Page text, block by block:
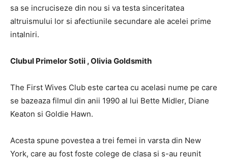
sa se incruciseze din nou si va testa sinceritatea
altruismului lor si afectiunile secundare ale acelei prime
intalniri.
Clubul Primelor Sotii , Olivia Goldsmith
The First Wives Club este cartea cu acelasi nume pe care
se bazeaza filmul din anii 1990 al lui Bette Midler, Diane
Keaton si Goldie Hawn.
Acesta spune povestea a trei femei in varsta din New
York, care au fost foste colege de clasa si s-au reunit